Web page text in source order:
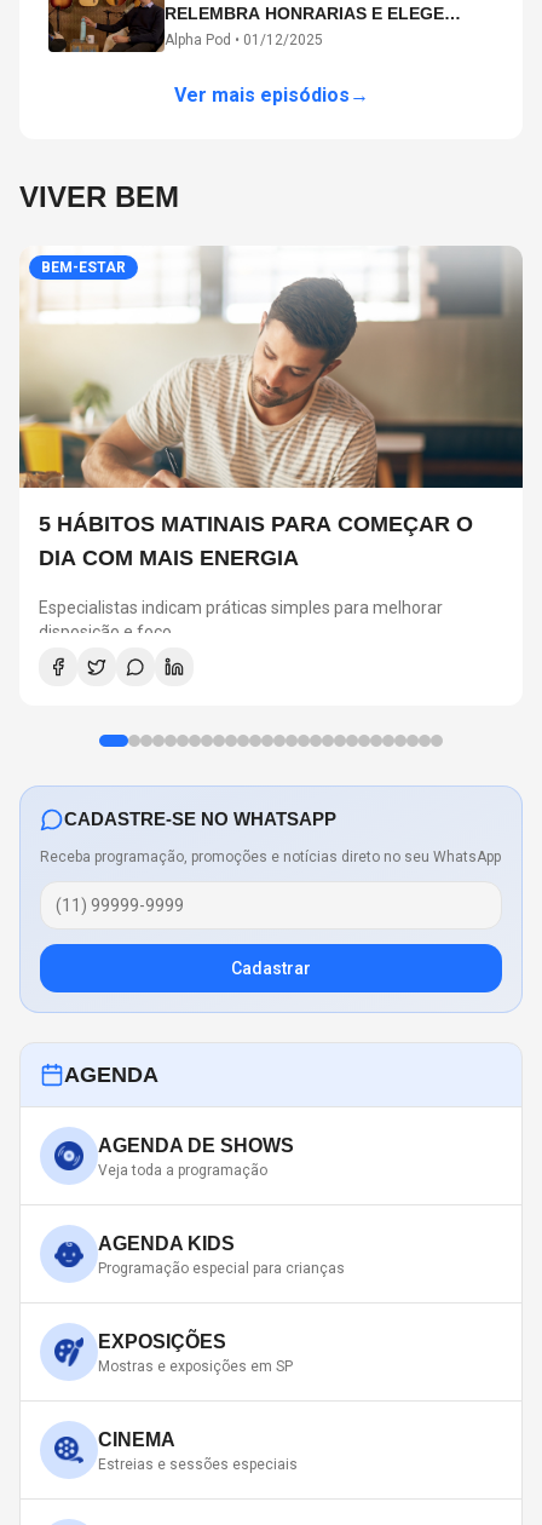
RELEMBRA HONRARIAS E ELEGE
MICHAEL PHELPS O MAIOR ATLETA DA
Alpha Pod • 01/12/2025
Ver mais episódios →
VIVER BEM
BEM-ESTAR
5 HÁBITOS MATINAIS PARA COMEÇAR O
DIA COM MAIS ENERGIA
Especialistas indicam práticas simples para melhorar
disposição e foco
CADASTRE-SE NO WHATSAPP
Receba programação, promoções e notícias direto no seu WhatsApp
Cadastrar
AGENDA
AGENDA DE SHOWS
Veja toda a programação
AGENDA KIDS
Programação especial para crianças
EXPOSIÇÕES
Mostras e exposições em SP
CINEMA
Estreias e sessões especiais